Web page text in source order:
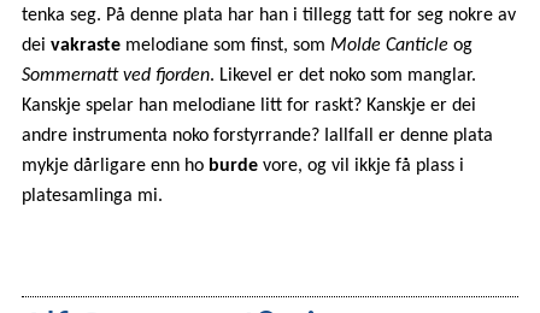
tenka seg. På denne plata har han i tillegg tatt for seg nokre av
dei vakrastemelodiane som finst, som Molde Canticleog
Sommernatt ved fjorden. Likevel er det noko som manglar.
Kanskje spelar han melodiane litt for raskt? Kanskje er dei
andre instrumenta noko forstyrrande? Iallfall er denne plata
mykje dårligare enn ho burdevore, og vil ikkje få plass i
platesamlinga mi.